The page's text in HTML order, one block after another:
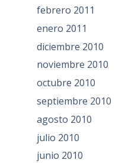
febrero 2011
enero 2011
diciembre 2010
noviembre 2010
octubre 2010
septiembre 2010
agosto 2010
julio 2010
junio 2010